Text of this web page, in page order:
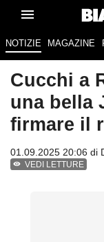
NOTIZIE MAGAZINE
Cucchi a
una bella
firmare il
01.09.2025 20:06 di
VEDI LETTURE